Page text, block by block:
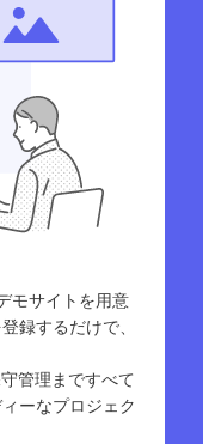
モサイトを用意
録するだけで、
管理まですべて
ーなプロジェク